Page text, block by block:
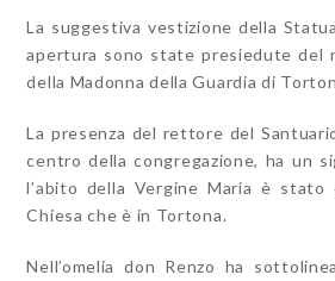
La suggestiva vestizione della
apertura sono state presiedute del
della Madonna della Guardia di
La presenza del rettore del
centro della congregazione, ha un
l’abito della Vergine Maria è stato
Chiesa che è in Tortona.
Nell’omelia don Renzo ha